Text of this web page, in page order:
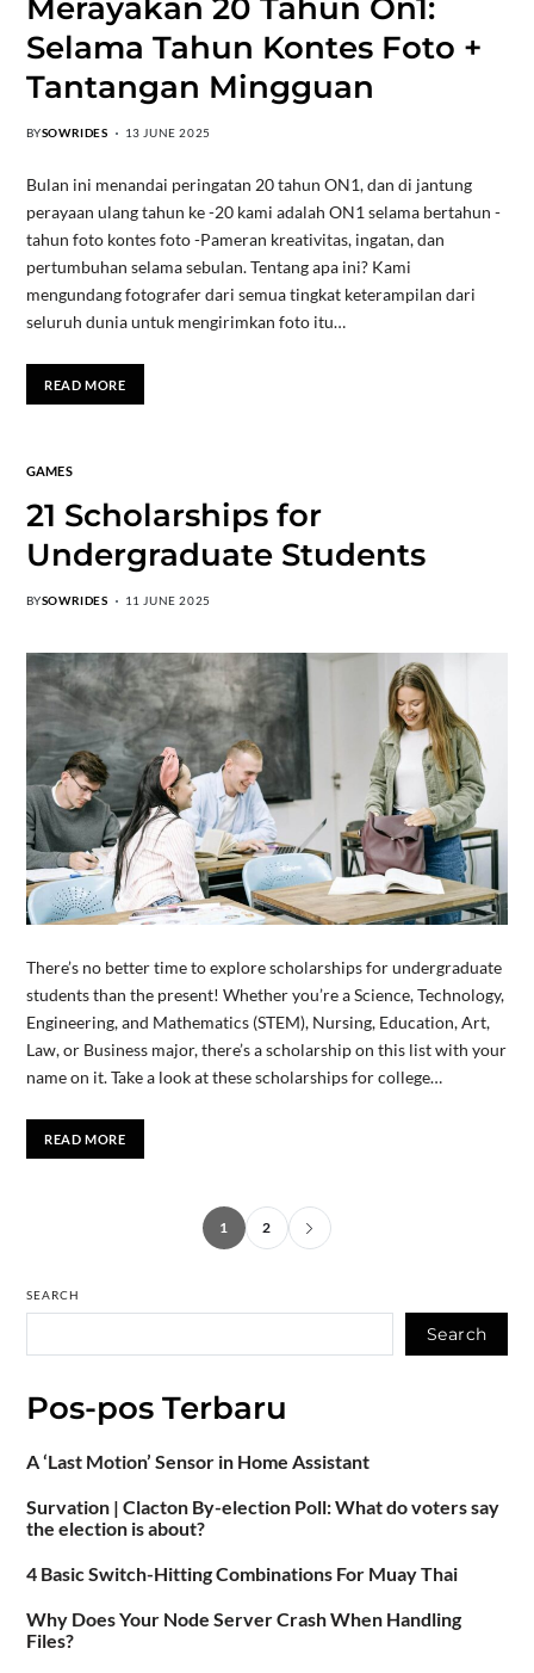
Merayakan 20 Tahun On1:
Selama Tahun Kontes Foto +
Tantangan Mingguan
BYSOWRIDES 13 JUNE 2025
Bulan ini menandai peringatan 20 tahun ON1, dan di jantung
perayaan ulang tahun ke -20 kami adalah ON1 selama bertahun -
tahun foto kontes foto -Pameran kreativitas, ingatan, dan
pertumbuhan selama sebulan. Tentang apa ini? Kami
mengundang fotografer dari semua tingkat keterampilan dari
seluruh dunia untuk mengirimkan foto itu…
READ MORE
GAMES
21 Scholarships for
Undergraduate Students
BYSOWRIDES 11 JUNE 2025
There’s no better time to explore scholarships for undergraduate
students than the present! Whether you’re a Science, Technology,
Engineering, and Mathematics (STEM), Nursing, Education, Art,
Law, or Business major, there’s a scholarship on this list with your
name on it. Take a look at these scholarships for college…
READ MORE
1 2
SEARCH
Search
Pos-pos Terbaru
A ‘Last Motion’ Sensor in Home Assistant
Survation | Clacton By-election Poll: What do voters say
the election is about?
4 Basic Switch-Hitting Combinations For Muay Thai
Why Does Your Node Server Crash When Handling
Files?